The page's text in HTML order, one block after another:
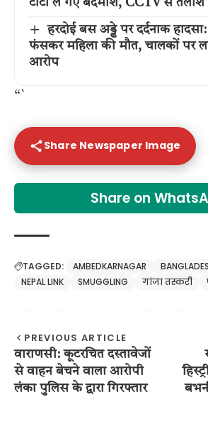
हरदोई बस अड्डे पर दर्दनाक
फंसकर महिला की मौत, चालकों पर
आरोप
“`
Share Newspaper Image
Share on
TAGGED: AMBEDKARNAGAR
NEPAL LINK
SMUGGLING गांजा तस्करी
PREVIOUS ARTICLE
वाराणसी: कूटरचित दस्तावेजों
से वाहन बेचने वाला आरोपी
लंका पुलिस के द्वारा गिरफ्तार